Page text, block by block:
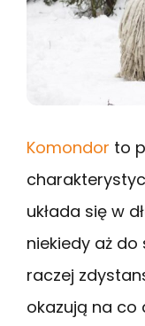
Komondor to
układa się w
niekiedy aż do
raczej
okazują na co